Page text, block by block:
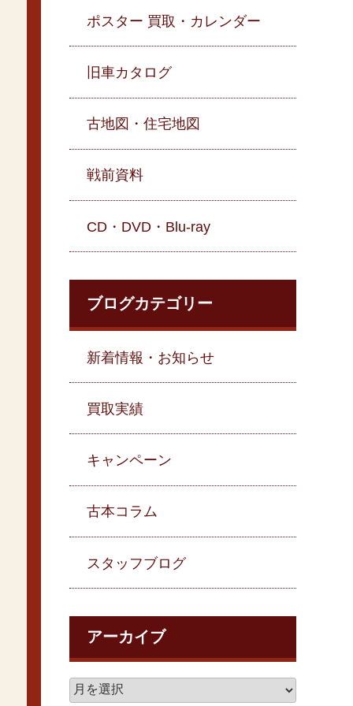
ポスター 買取・カレンダー
旧車カタログ
古地図・住宅地図
戦前資料
CD・DVD・Blu-ray
ブログカテゴリー
新着情報・お知らせ
買取実績
キャンペーン
古本コラム
スタッフブログ
アーカイブ